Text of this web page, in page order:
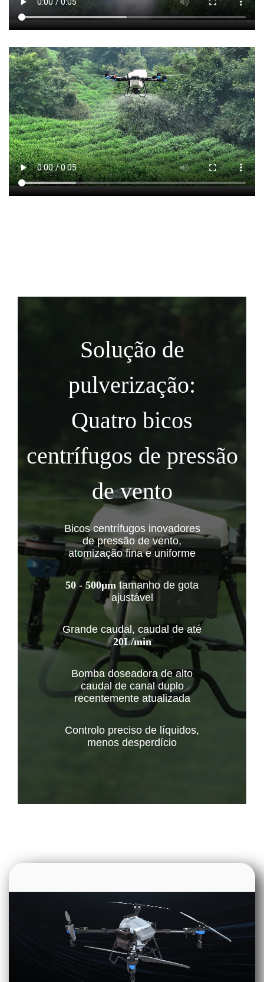
Solução de
pulverização:
Quatro bicos
centrífugos de pressão
de vento
Bicos centrífugos inovadores
de pressão de vento,
atomização fina e uniforme
50 - 500μm tamanho de gota
ajustável
Grande caudal, caudal de até
20L/min
Bomba doseadora de alto
caudal de canal duplo
recentemente atualizada
Controlo preciso de líquidos,
menos desperdício